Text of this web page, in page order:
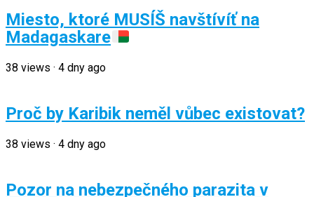
Miesto, ktoré MUSÍŠ navštívíť na
Madagaskare
38 views · 4 dny ago
Proč by Karibik neměl vůbec existovat?
38 views · 4 dny ago
Pozor na nebezpečného parazita v